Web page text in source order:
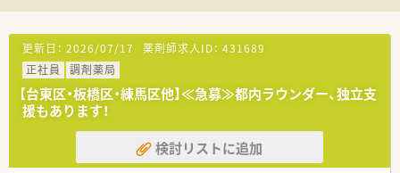
更新日： 2026/07/17 薬剤師求人ID： 431689
正社員
調剤薬局
【台東区・板橋区・練馬区他】≪急募≫都内ラウンダー、独立支
援もあります！
検討リストに追加